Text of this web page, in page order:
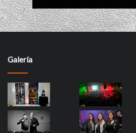
Galería